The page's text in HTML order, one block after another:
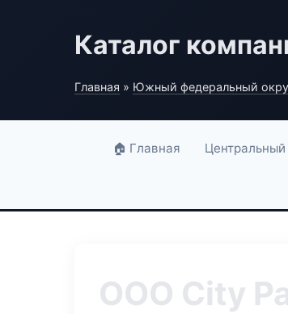
Каталог
Главная » Южный федеральный
🏠 Главная
ООО City